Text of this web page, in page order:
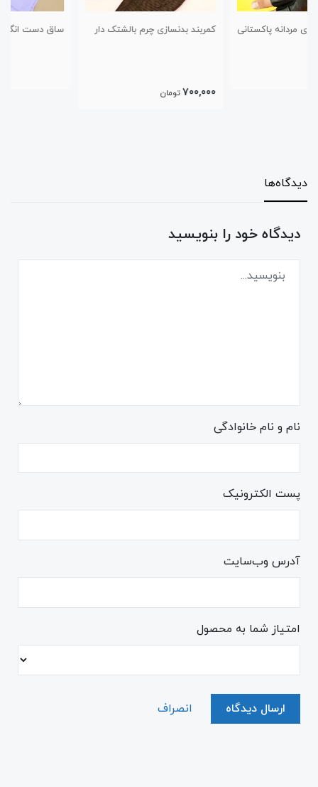
کمربند بدنسازی چرم بالشتک دار ساق دست انگشتی
دیدگاه‌ها
دیدگاه خود را بنویسید
نام و نام خانوادگی
پست الکترونیک
آدرس وب‌سایت
امتیاز شما به محصول
ارسال دیدگاه انصراف